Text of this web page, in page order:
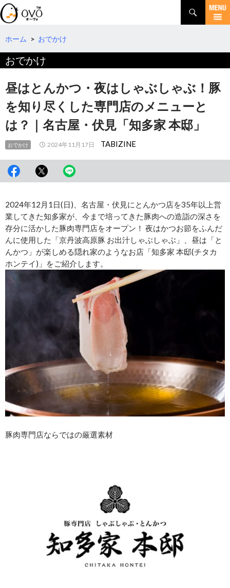
検
索
コ
テ
ツ
へ
動
ホーム > おでかけ
おでかけ
昼はとんかつ・夜はしゃぶしゃぶ！豚
を知り尽くした専門店のメニューと
は？｜名古屋・伏見「知多家 本邸」
おでかけ 2024年11月17日 TABIZINE
2024年12月1日(日)、名古屋・伏見にとんかつ店を35年以上営
業してきた知多家が、今まで培ってきた豚肉への造詣の深さを
存分に活かした豚肉専門店をオープン！ 夜はかつお節をふんだ
んに使用した「京丹波高原豚 お出汁しゃぶしゃぶ」、昼は「と
んかつ」が楽しめる隠れ家のようなお店「知多家 本邸(チタカ
ホンテイ)」をご紹介します。
豚肉専門店ならではの厳選素材